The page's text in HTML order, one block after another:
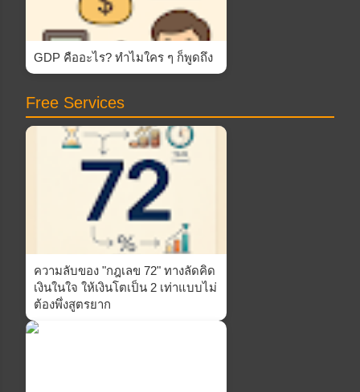
GDP คืออะไร? ทำไมใคร ๆ ก็พูดถึง
Free Services
ความลับของ "กฎเลข 72" ทางลัดคิด
เงินในใจ ให้เงินโตเป็น 2 เท่าแบบไม่
ต้องพึ่งสูตรยาก